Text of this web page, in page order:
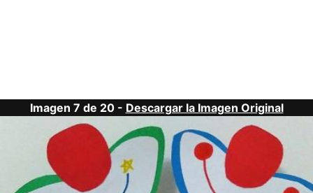
Imagen 7 de 20 - Descargar la Imagen Original